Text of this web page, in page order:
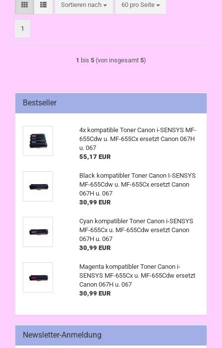
Sortieren nach
Sortieren nach 60 pro Seite
pro Seite
1
1 bis 5 (von insgesamt 5)
Bestseller
4x kompatible Toner Canon i-SENSYS MF-
655Cdw u. MF-655Cx ersetzt Canon 067H
u. 067
55,17 EUR
Black kompatibler Toner Canon I-SENSYS
MF-655Cdw u. MF-655Cx ersetzt Canon
067H u. 067
30,99 EUR
Cyan kompatibler Toner Canon i-SENSYS
MF-655Cx u. MF-655Cdw ersetzt Canon
067H u. 067
30,99 EUR
Magenta kompatibler Toner Canon i-
SENSYS MF-655Cx u. MF-655Cdw ersetzt
Canon 067H u. 067
30,99 EUR
Newsletter-Anmeldung